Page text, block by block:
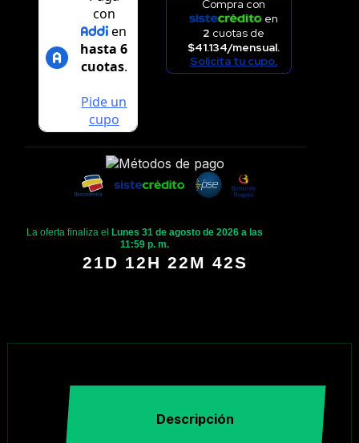
Compra con
en
2 cuotas de
$41.134/mensual.
Solicita tu cupo.
La oferta finaliza el
Lunes 31 de agosto de 2026 a las
11:59 p. m.
21D 12H 22M 41S
Descripción